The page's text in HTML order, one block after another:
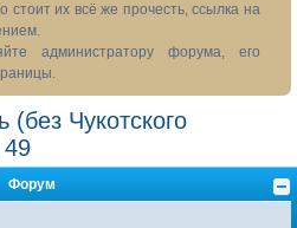
стоит их всё же прочесть, ссылка на
администратору форума, его
(без Чукотского
49
Форум